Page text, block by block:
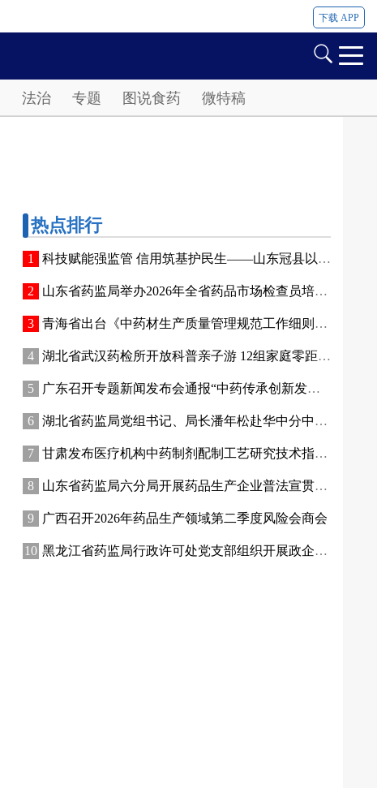
下载 APP
法治 专题 图说食药 微特稿
热点排行
科技赋能强监管 信用筑基护民生——山东冠县以智能管控提质“两定机构”医保服务能力
山东省药监局举办2026年全省药品市场检查员培训班
青海省出台《中药材生产质量管理规范工作细则》 全面强化中药材质量源头管控
湖北省武汉药检所开放科普亲子游 12组家庭零距离接触药品检验
广东召开专题新闻发布会通报“中药传承创新发展工作成效”
湖北省药监局党组书记、局长潘年松赴华中分中心专题调研全面从严治党工作 强调以高质量党建引领药监事业行稳致远
甘肃发布医疗机构中药制剂配制工艺研究技术指南（试行）
山东省药监局六分局开展药品生产企业普法宣贯暨质量管理提升座谈交流活动
广西召开2026年药品生产领域第二季度风险会商会
黑龙江省药监局行政许可处党支部组织开展政企联合主题党日活动